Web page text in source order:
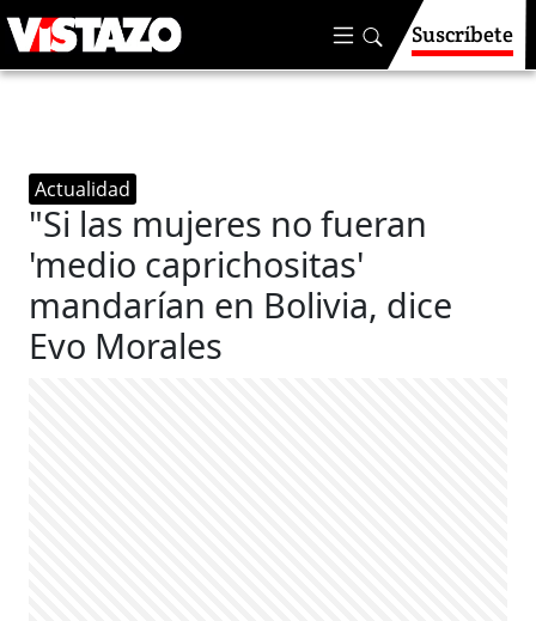
Suscríbete
Actualidad
"Si las mujeres no fueran
'medio caprichositas'
mandarían en Bolivia, dice
Evo Morales